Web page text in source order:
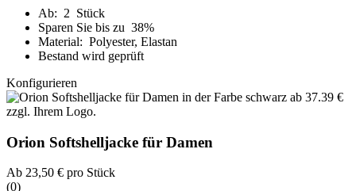
Ab: 2 Stück
Sparen Sie bis zu 38%
Material: Polyester, Elastan
Bestand wird geprüft
Konfigurieren
Orion Softshelljacke für Damen
Ab 23,50 € pro Stück
(0)